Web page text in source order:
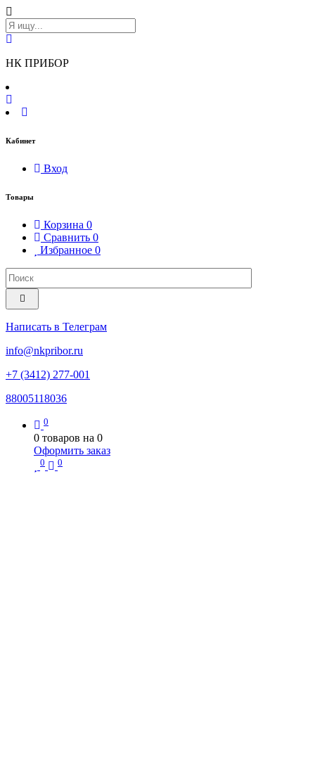
НК ПРИБОР
Кабинет
Вход
Товары
Корзина 0
Сравнить 0
Избранное 0
Написать в Телеграм
info@nkpribor.ru
+7 (3412) 277-001
88005118036
0
0 товаров на 0
Оформить заказ
0 0